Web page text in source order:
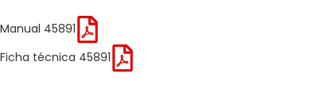
Manual 45891
Ficha técnica 45891